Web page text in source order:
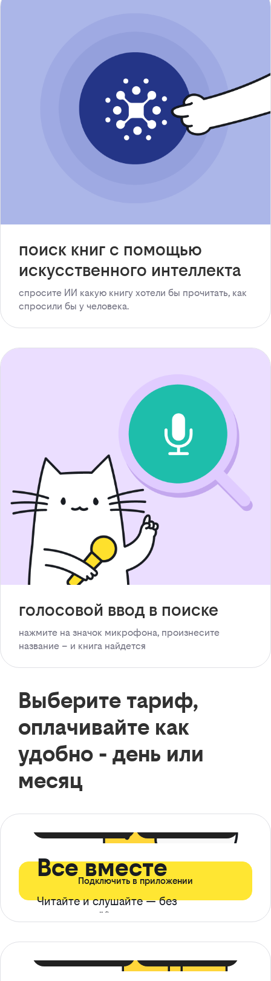
поиск книг с помощью
искусственного интеллекта
спросите ИИ какую книгу хотели бы прочитать, как
спросили бы у человека.
голосовой ввод в поиске
нажмите на значок микрофона, произнесите
название – и книга найдется
Выберите тариф,
оплачивайте как
удобно - день или
месяц
Все вместе
Читайте и слушайте — без
ограничений*
Подключить в приложении